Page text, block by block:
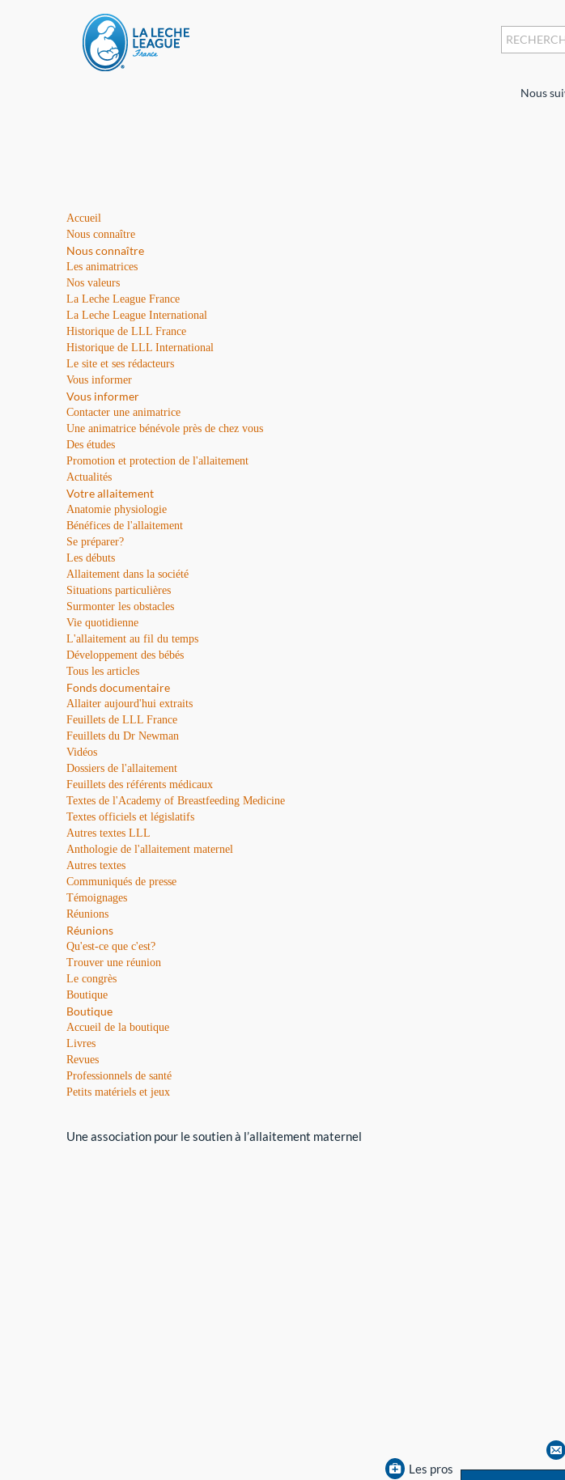
Nous
Accueil
Nous connaître
Nous connaître
Les animatrices
Nos valeurs
La Leche League France
La Leche League International
Historique de LLL France
Historique de LLL International
Le site et ses rédacteurs
Vous informer
Vous informer
Contacter une animatrice
Une animatrice bénévole près de chez vous
Des études
Promotion et protection de l'allaitement
Actualités
Votre allaitement
Anatomie physiologie
Bénéfices de l'allaitement
Se préparer?
Les débuts
Allaitement dans la société
Situations particulières
Surmonter les obstacles
Vie quotidienne
L'allaitement au fil du temps
Développement des bébés
Tous les articles
Fonds documentaire
Allaiter aujourd'hui extraits
Feuillets de LLL France
Feuillets du Dr Newman
Vidéos
Dossiers de l'allaitement
Feuillets des référents médicaux
Textes de l'Academy of Breastfeeding Medicine
Textes officiels et législatifs
Autres textes LLL
Anthologie de l'allaitement maternel
Autres textes
Communiqués de presse
Témoignages
Réunions
Réunions
Qu'est-ce que c'est?
Trouver une réunion
Le congrès
Boutique
Boutique
Accueil de la boutique
Livres
Revues
Professionnels de santé
Petits matériels et jeux
Une association pour le soutien à l’allaitement maternel
Les pros